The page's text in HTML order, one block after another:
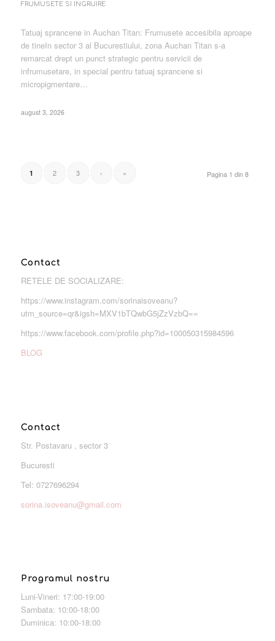
FRUMUSETE SI INGRIJIRE
Tatuaj sprancene in Auchan Titan: Frumusete accesibila aproape
de tineIn sector 3 al Bucurestiului, zona Auchan Titan s-a
remarcat drept un punct strategic pentru servicii de
infrumusetare, in special pentru tatuaj sprancene si
micropigmentare…
august 3, 2026
Pagina 1 din 8
1 2 3 › »
Contact
RETELE DE SOCIALIZARE:
https://www.instagram.com/sorinaisoveanu?
utm_source=qr&igsh=MXV1bTQwbG5jZzVzbQ==
https://www.facebook.com/profile.php?id=100050315984596
BLOG
Contact
Str. Postavaru , sector 3
Bucuresti
Tel: 0727696294
sorina.isoveanu@gmail.com
Programul nostru
Luni-Vineri: 17:00-19:00
Sambata: 10:00-18:00
Duminica: 10:00-18:00